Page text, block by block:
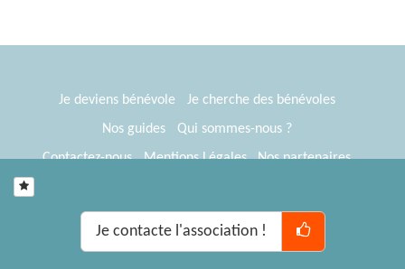
Je contacte l'association !
Je deviens bénévole
Je cherche des bénévoles
Nos guides
Qui sommes-nous ?
Contactez-nous
Mentions Légales
Nos partenaires
® Tous Bénévoles 2012-2026
Webkast